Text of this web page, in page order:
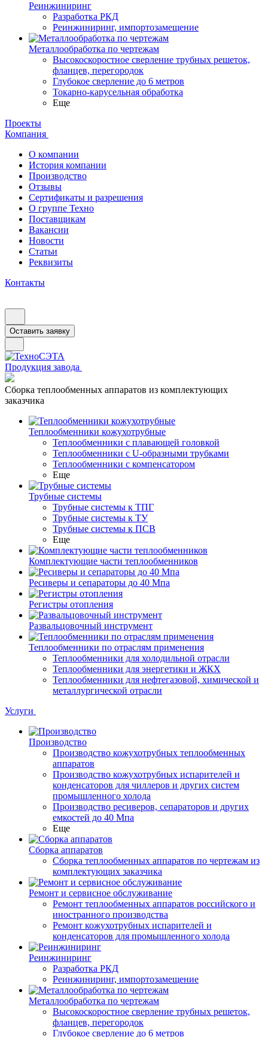
Реинжиниринг
Разработка РКД
Реинжиниринг, импортозамещение
Металлообработка по чертежам
Высокоскоростное сверление трубных решеток,
фланцев, перегородок
Глубокое сверление до 6 метров
Токарно-карусельная обработка
Еще
Проекты
Компания
О компании
История компании
Производство
Отзывы
Сертификаты и разрешения
О группе Техно
Поставщикам
Вакансии
Новости
Статьи
Реквизиты
Контакты
Оставить заявку
Продукция завода
Сборка теплообменных аппаратов из комплектующих
заказчика
Теплообменники кожухотрубные
Теплообменники с плавающей головкой
Теплообменники с U-образными трубками
Теплообменники с компенсатором
Еще
Трубные системы
Трубные системы к ТПГ
Трубные системы к ТУ
Трубные системы к ПСВ
Еще
Комплектующие части теплообменников
Ресиверы и сепараторы до 40 Мпа
Регистры отопления
Развальцовочный инструмент
Теплообменники по отраслям применения
Теплообменники для холодильной отрасли
Теплообменники для энергетики и ЖКХ
Теплообменники для нефтегазовой, химической и
металлургической отрасли
Услуги
Производство
Производство кожухотрубных теплообменных
аппаратов
Производство кожухотрубных испарителей и
конденсаторов для чиллеров и других систем
промышленного холода
Производство ресиверов, сепараторов и других
емкостей до 40 Мпа
Еще
Сборка аппаратов
Сборка теплообменных аппаратов по чертежам из
комплектующих заказчика
Ремонт и сервисное обслуживание
Ремонт теплообменных аппаратов российского и
иностранного производства
Ремонт кожухотрубных испарителей и
конденсаторов для промышленного холода
Реинжиниринг
Разработка РКД
Реинжиниринг, импортозамещение
Металлообработка по чертежам
Высокоскоростное сверление трубных решеток,
фланцев, перегородок
Глубокое сверление до 6 метров